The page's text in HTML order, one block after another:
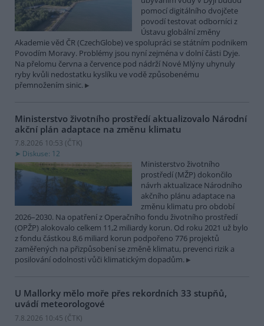
pomocí digitálního dvojčete
povodí testovat odborníci z
Ústavu globální změny
Akademie věd ČR (CzechGlobe) ve spolupráci se státním podnikem
Povodím Moravy. Problémy jsou nyní zejména v dolní části Dyje.
Na přelomu června a července pod nádrží Nové Mlýny uhynuly
ryby kvůli nedostatku kyslíku ve vodě způsobenému
přemnožením sinic.
Ministerstvo životního prostředí aktualizovalo Národní
akční plán adaptace na změnu klimatu
7.8.2026 10:53 (ČTK)
Diskuse: 12
Ministerstvo životního
prostředí (MŽP) dokončilo
návrh aktualizace Národního
akčního plánu adaptace na
změnu klimatu pro období
2026–2030. Na opatření z Operačního fondu životního prostředí
(OPŽP) alokovalo celkem 11,2 miliardy korun. Od roku 2021 už bylo
z fondu částkou 8,6 miliard korun podpořeno 776 projektů
zaměřených na přizpůsobení se změně klimatu, prevenci rizik a
posilování odolnosti vůči klimatickým dopadům.
U Mallorky mělo moře přes rekordních 33 stupňů,
uvádí meteorologové
7.8.2026 10:45 (ČTK)